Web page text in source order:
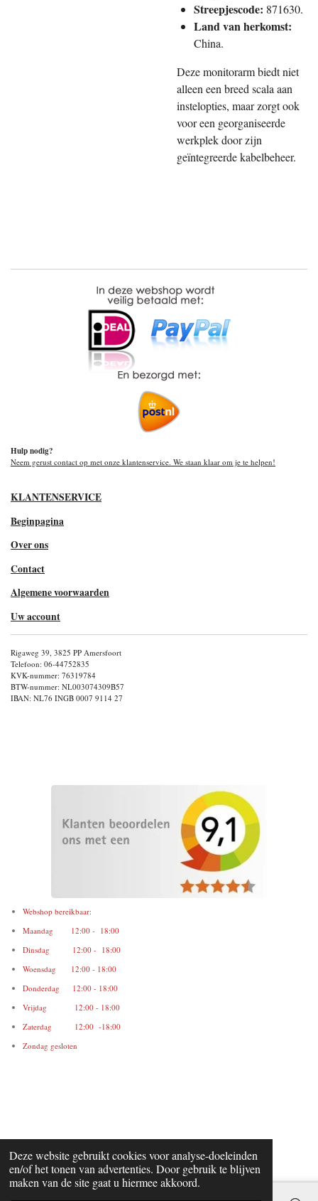
Deze website gebruikt cookies voor analyse-doeleinden
en/of het tonen van advertenties. Door gebruik te blijven
maken van de site gaat u hiermee akkoord.
Streepjescode: 871630.
Land van herkomst:
China.
Deze monitorarm biedt niet
alleen een breed scala aan
instelopties, maar zorgt ook
voor een georganiseerde
werkplek door zijn
geïntegreerde kabelbeheer.
Hulp nodig?
Neem gerust contact op met onze klantenservice. We staan klaar om je te helpen!
KLANTENSERVICE
Beginpagina
Over ons
Contact
Algemene voorwaarden
Uw account
Rigaweg 39, 3825 PP Amersfoort
Telefoon: 06-44752835
KVK-nummer: 76319784
BTW-nummer: NL003074309B57
IBAN: NL76 INGB 0007 9114 27
Webshop bereikbaar:
Maandag 12:00 - 18:00
Dinsdag 12:00 - 18:00
Woensdag 12:00 - 18:00
Donderdag 12:00 - 18:00
Vrijdag 12:00 - 18:00
Zaterdag 12:00 -18:00
Zondag gesloten